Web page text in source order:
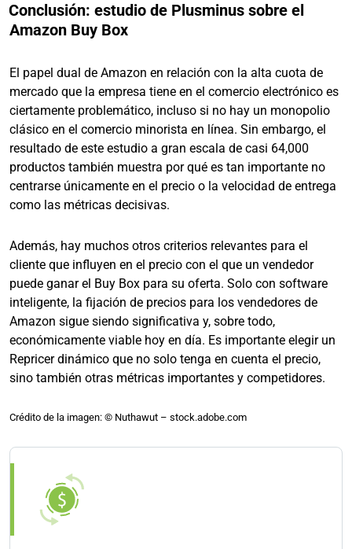
Conclusión: estudio de Plusminus sobre el
Amazon Buy Box
El papel dual de Amazon en relación con la alta cuota de
mercado que la empresa tiene en el comercio electrónico es
ciertamente problemático, incluso si no hay un monopolio
clásico en el comercio minorista en línea. Sin embargo, el
resultado de este estudio a gran escala de casi 64,000
productos también muestra por qué es tan importante no
centrarse únicamente en el precio o la velocidad de entrega
como las métricas decisivas.
Además, hay muchos otros criterios relevantes para el
cliente que influyen en el precio con el que un vendedor
puede ganar el Buy Box para su oferta. Solo con software
inteligente, la fijación de precios para los vendedores de
Amazon sigue siendo significativa y, sobre todo,
económicamente viable hoy en día. Es importante elegir un
Repricer dinámico que no solo tenga en cuenta el precio,
sino también otras métricas importantes y competidores.
Crédito de la imagen: © Nuthawut – stock.adobe.com